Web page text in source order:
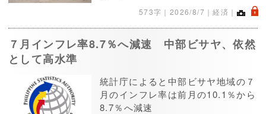
573字｜ 2026/8/7 ｜経済｜ .
７月インフレ率8.7％へ減速 中部ビサヤ、依然
として高水準
統計庁によると中部ビサヤ地域の７
月のインフレ率は前月の10.1％から
8.7％へ減速